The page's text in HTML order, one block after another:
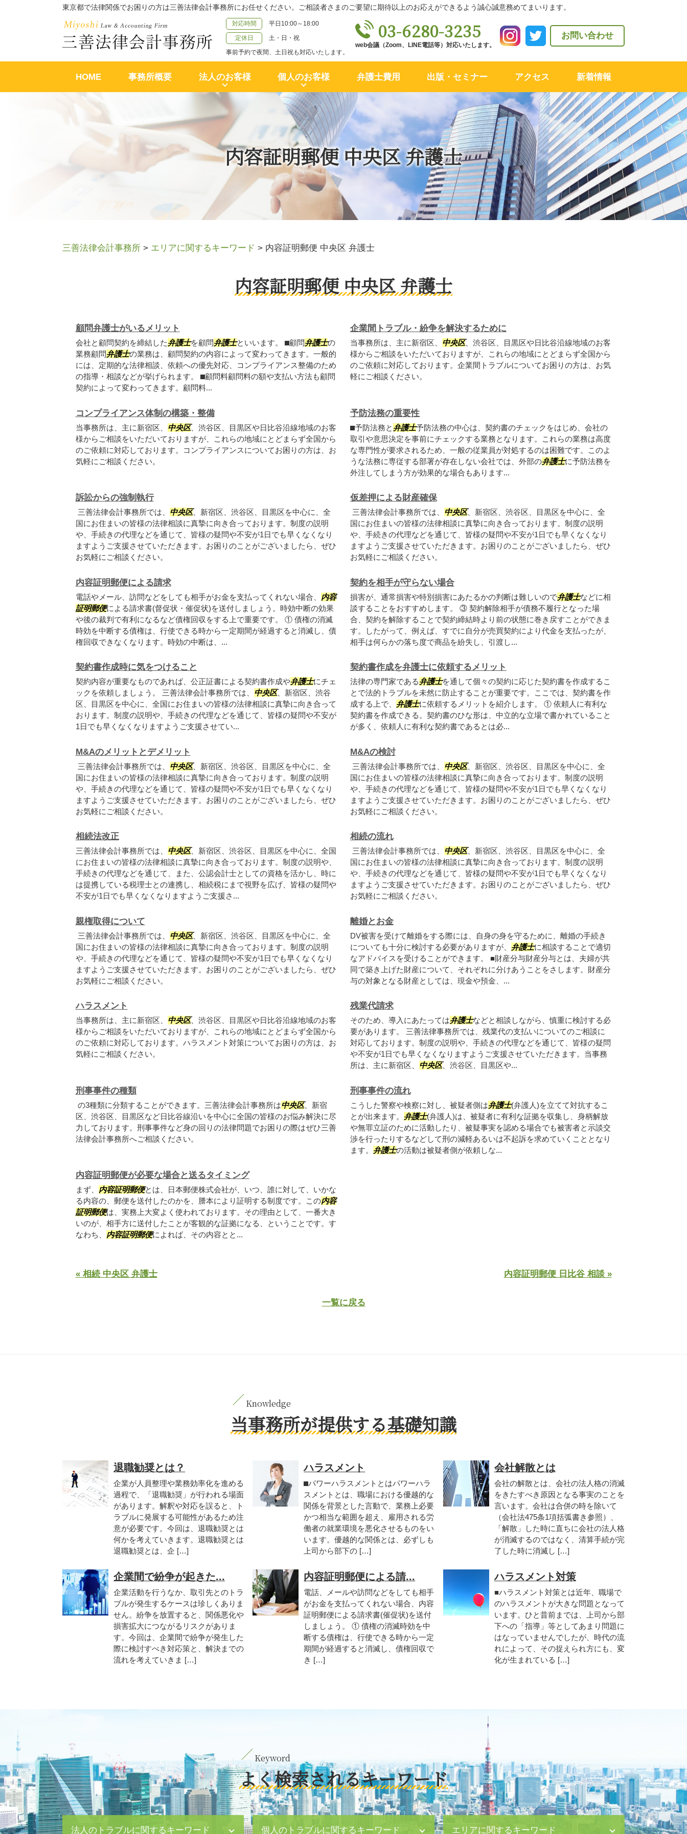
内容証明郵便 中央区 弁護士
東京都で法律関係でお困りの方は三善法律会計事務所にお任せください。ご相談者さまのご要望に期待以上のお応えができるよう誠心誠意務めてまいります。
対応時間
平日10:00～18:00
定休日
土・日・祝
事前予約で夜間、土日祝も対応いたします。
03-6280-3235
web会議（Zoom、LINE電話等）対応いたします。
お問い合わせ
HOME 事務所概要 法人のお客様 個人のお客様 弁護士費用 出版・セミナー アクセス 新着情報
三善法律会計事務所 > エリアに関するキーワード > 内容証明郵便 中央区 弁護士
内容証明郵便 中央区 弁護士
顧問弁護士がいるメリット
会社と顧問契約を締結した弁護士を顧問弁護士といいます。 ⬛︎顧問弁護士の
業務顧問弁護士の業務は、顧問契約の内容によって変わってきます。一般的
には、定期的な法律相談、依頼への優先対応、コンプライアンス整備のため
の指導・相談などが挙げられます。 ⬛︎顧問料顧問料の額や支払い方法も顧問
契約によって変わってきます。顧問料...
企業間トラブル・紛争を解決するために
当事務所は、主に新宿区、 中央区、渋谷区、目黒区や日比谷沿線地域のお客
様からご相談をいただいておりますが、これらの地域にとどまらず全国から
のご依頼に対応しております。企業間トラブルについてお困りの方は、お気
軽にご相談ください。
コンプライアンス体制の構築・整備
当事務所は、主に新宿区、 中央区、渋谷区、目黒区や日比谷沿線地域のお客
様からご相談をいただいておりますが、これらの地域にとどまらず全国から
のご依頼に対応しております。コンプライアンスについてお困りの方は、お
気軽にご相談ください。
予防法務の重要性
⬛︎予防法務と 弁護士予防法務の中心は、契約書のチェックをはじめ、会社の
取引や意思決定を事前にチェックする業務となります。これらの業務は高度
な専門性が要求されるため、一般の従業員が対処するのは困難です。このよ
うな法務に専従する部署が存在しない会社では、外部の弁護士に予防法務を
外注してしまう方が効果的な場合もあります...
訴訟からの強制執行
三善法律会計事務所では、 中央区、新宿区、渋谷区、目黒区を中心に、全
国にお住まいの皆様の法律相談に真摯に向き合っております。制度の説明
や、手続きの代理などを通じて、皆様の疑問や不安が1日でも早くなくなり
ますようご支援させていただきます。お困りのことがございましたら、ぜひ
お気軽にご相談ください。
仮差押による財産確保
三善法律会計事務所では、 中央区、新宿区、渋谷区、目黒区を中心に、全
国にお住まいの皆様の法律相談に真摯に向き合っております。制度の説明
や、手続きの代理などを通じて、皆様の疑問や不安が1日でも早くなくなり
ますようご支援させていただきます。お困りのことがございましたら、ぜひ
お気軽にご相談ください。
内容証明郵便による請求
電話やメール、訪問などをしても相手がお金を支払ってくれない場合、 内容
証明郵便による請求書(督促状・催促状)を送付しましょう。時効中断の効果
や後の裁判で有利になるなど債権回収をする上で重要です。 ① 債権の消滅
時効を中断する債権は、行使できる時から一定期間が経過すると消滅し、債
権回収できなくなります。時効の中断は、...
契約を相手が守らない場合
損害が、通常損害や特別損害にあたるかの判断は難しいので弁護士などに相
談することをおすすめします。 ③ 契約解除相手が債務不履行となった場
合、契約を解除することで契約締結時より前の状態に巻き戻すことができま
す。したがって、例えば、すでに自分が売買契約により代金を支払ったが、
相手は何らかの落ち度で商品を紛失し、引渡し...
契約書作成時に気をつけること
契約内容が重要なものであれば、公正証書による契約書作成や弁護士にチェ
ックを依頼しましょう。 三善法律会計事務所では、 中央区、新宿区、渋谷
区、目黒区を中心に、全国にお住まいの皆様の法律相談に真摯に向き合って
おります。制度の説明や、手続きの代理などを通じて、皆様の疑問や不安が
1日でも早くなくなりますようご支援させてい...
契約書作成を弁護士に依頼するメリット
法律の専門家である弁護士を通して個々の契約に応じた契約書を作成するこ
とで法的トラブルを未然に防止することが重要です。ここでは、契約書を作
成する上で、 弁護士に依頼するメリットを紹介します。 ① 依頼人に有利な
契約書を作成できる。契約書のひな形は、中立的な立場で書かれていること
が多く、依頼人に有利な契約書であるとは必...
M&Aのメリットとデメリット
三善法律会計事務所では、 中央区、新宿区、渋谷区、目黒区を中心に、全
国にお住まいの皆様の法律相談に真摯に向き合っております。制度の説明
や、手続きの代理などを通じて、皆様の疑問や不安が1日でも早くなくなり
ますようご支援させていただきます。お困りのことがございましたら、ぜひ
お気軽にご相談ください。
M&Aの検討
三善法律会計事務所では、 中央区、新宿区、渋谷区、目黒区を中心に、全
国にお住まいの皆様の法律相談に真摯に向き合っております。制度の説明
や、手続きの代理などを通じて、皆様の疑問や不安が1日でも早くなくなり
ますようご支援させていただきます。お困りのことがございましたら、ぜひ
お気軽にご相談ください。
相続法改正
三善法律会計事務所では、 中央区、新宿区、渋谷区、目黒区を中心に、全国
にお住まいの皆様の法律相談に真摯に向き合っております。制度の説明や、
手続きの代理などを通じて、また、公認会計士としての資格を活かし、時に
は提携している税理士との連携し、相続税にまで視野を広げ、皆様の疑問や
不安が1日でも早くなくなりますようご支援さ...
相続の流れ
三善法律会計事務所では、 中央区、新宿区、渋谷区、目黒区を中心に、全
国にお住まいの皆様の法律相談に真摯に向き合っております。制度の説明
や、手続きの代理などを通じて、皆様の疑問や不安が1日でも早くなくなり
ますようご支援させていただきます。お困りのことがございましたら、ぜひ
お気軽にご相談ください。
親権取得について
三善法律会計事務所では、 中央区、新宿区、渋谷区、目黒区を中心に、全
国にお住まいの皆様の法律相談に真摯に向き合っております。制度の説明
や、手続きの代理などを通じて、皆様の疑問や不安が1日でも早くなくなり
ますようご支援させていただきます。お困りのことがございましたら、ぜひ
お気軽にご相談ください。
離婚とお金
DV被害を受けて離婚をする際には、自身の身を守るために、離婚の手続き
についても十分に検討する必要がありますが、 弁護士に相談することで適切
なアドバイスを受けることができます。 ■財産分与財産分与とは、夫婦が共
同で築き上げた財産について、それぞれに分けあうことをさします。財産分
与の対象となる財産としては、現金や預金、...
ハラスメント
当事務所は、主に新宿区、 中央区、渋谷区、目黒区や日比谷沿線地域のお客
様からご相談をいただいておりますが、これらの地域にとどまらず全国から
のご依頼に対応しております。ハラスメント対策についてお困りの方は、お
気軽にご相談ください。
残業代請求
そのため、導入にあたっては弁護士などと相談しながら、慎重に検討する必
要があります。 三善法律事務所では、残業代の支払いについてのご相談に
対応しております。制度の説明や、手続きの代理などを通じて、皆様の疑問
や不安が1日でも早くなくなりますようご支援させていただきます。当事務
所は、主に新宿区、 中央区、渋谷区、目黒区や...
刑事事件の種類
の3種類に分類することができます。三善法律会計事務所は中央区、新宿
区、渋谷区、目黒区など日比谷線沿いを中心に全国の皆様のお悩み解決に尽
力しております。刑事事件など身の回りの法律問題でお困りの際はぜひ三善
法律会計事務所へご相談ください。
刑事事件の流れ
こうした警察や検察に対し、被疑者側は弁護士(弁護人)を立てて対抗するこ
とが出来ます。 弁護士(弁護人)は、被疑者に有利な証拠を収集し、身柄解放
や無罪立証のために活動したり、被疑事実を認める場合でも被害者と示談交
渉を行ったりするなどして刑の減軽あるいは不起訴を求めていくこととなり
ます。 弁護士の活動は被疑者側が依頼しな...
内容証明郵便が必要な場合と送るタイミング
まず、 内容証明郵便とは、日本郵便株式会社が、いつ、誰に対して、いかな
る内容の、郵便を送付したのかを、謄本により証明する制度です。この内容
証明郵便は、実務上大変よく使われております。その理由として、一番大き
いのが、相手方に送付したことが客観的な証拠になる、ということです。す
なわち、 内容証明郵便によれば、その内容とと...
« 相続 中央区 弁護士 内容証明郵便 日比谷 相談 »
一覧に戻る
当事務所が提供する基礎知識
退職勧奨とは？
企業が人員整理や業務効率化を進める
過程で、「退職勧奨」が行われる場面
があります。解釈や対応を誤ると、ト
ラブルに発展する可能性があるため注
意が必要です。今回は、退職勧奨とは
何かを考えていきます。退職勧奨とは
退職勧奨とは、企 […]
ハラスメント
⬛︎パワーハラスメントとはパワーハラ
スメントとは、職場における優越的な
関係を背景とした言動で、業務上必要
かつ相当な範囲を超え、雇用される労
働者の就業環境を悪化させるものをい
います。優越的な関係とは、必ずしも
上司から部下の […]
会社解散とは
会社の解散とは、会社の法人格の消滅
をきたすべき原因となる事実のことを
言います。会社は合併の時を除いて
（会社法475条1項括弧書き参照）、
「解散」した時に直ちに会社の法人格
が消滅するのではなく、清算手続が完
了した時に消滅し […]
企業間で紛争が起きた...
企業活動を行うなか、取引先とのトラ
ブルが発生するケースは珍しくありま
せん。紛争を放置すると、関係悪化や
損害拡大につながるリスクがありま
す。今回は、企業間で紛争が発生した
際に検討すべき対応策と、解決までの
流れを考えていきま […]
内容証明郵便による請...
電話、メールや訪問などをしても相手
がお金を支払ってくれない場合、内容
証明郵便による請求書(催促状)を送付
しましょう。 ① 債権の消滅時効を中
断する債権は、行使できる時から一定
期間が経過すると消滅し、債権回収で
き […]
ハラスメント対策
■ハラスメント対策とは近年、職場で
のハラスメントが大きな問題となって
います。ひと昔前までは、上司から部
下への「指導」等としてあまり問題に
はなっていませんでしたが、時代の流
れによって、その捉えられ方にも、変
化が生まれている […]
よく検索されるキーワード
法人のトラブルに関するキーワード 個人のトラブルに関するキーワード エリアに関するキーワード